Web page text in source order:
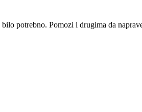
potrebno. Pomozi i drugima da